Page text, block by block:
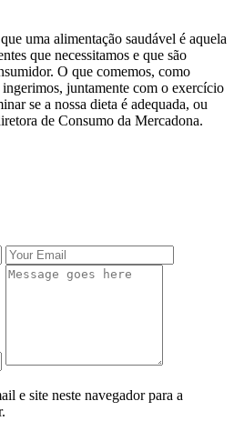
uma alimentação saudável é aquela
que necessitamos e que são
O que comemos, como
juntamente com o exercício
se a nossa dieta é adequada, ou
de Consumo da Mercadona.
e site neste navegador para a